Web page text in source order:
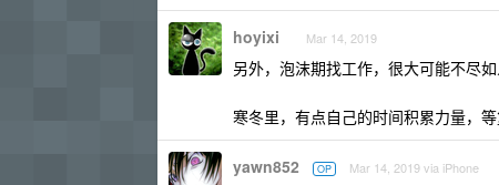
hoyixi Mar 14, 2019
另外，泡沫期找工作，很大可能不尽
寒冬里，有点自己的时间积累力量，
yawn852 OP Mar 14, 2019 via iPhone